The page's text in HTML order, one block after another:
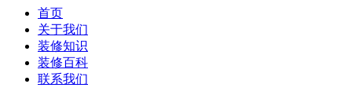
首页
关于我们
装修知识
装修百科
联系我们